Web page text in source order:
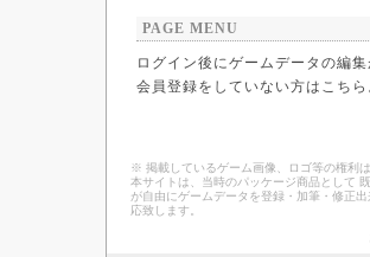
PAGE MENU
ログイン後にゲームデータの編
会員登録をしていない方はこちら
※ 掲載しているゲーム画像、ロゴ等の権利
本サイトは、当時のパッケージ商品として
が自由にゲームデータを登録・加筆・修正
応致します。